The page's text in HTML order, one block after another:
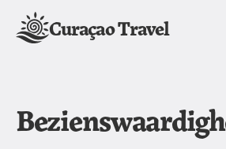
Curaçao Travel